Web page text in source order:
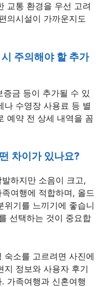
교통 환경을 우선 고려
의시설이 가까운지도
주의해야 할 추가
금 등이 추가될 수 있
나 수영장 사용료 등 별
예약 전 상세 내역을 꼼
차이가 있나요?
하지만 소음이 크고,
여행에 적합하며, 올드
위기를 느끼기에 좋습니
선택하는 것이 중요합
숙소를 고르려면 사진에
지 정보와 사용자 후기
가족여행과 신혼여행